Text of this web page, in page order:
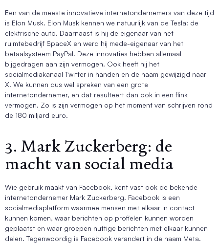
Een van de meeste innovatieve internetondernemers van deze tijd
is Elon Musk. Elon Musk kennen we natuurlijk van de Tesla: de
elektrische auto. Daarnaast is hij de eigenaar van het
ruimtebedrijf SpaceX en werd hij mede-eigenaar van het
betaalsysteem PayPal. Deze innovaties hebben allemaal
bijgedragen aan zijn vermogen. Ook heeft hij het
socialmediakanaal Twitter in handen en de naam gewijzigd naar
X. We kunnen dus wel spreken van een grote
internetondernemer, en dat resulteert dan ook in een flink
vermogen. Zo is zijn vermogen op het moment van schrijven rond
de 180 miljard euro.
3. Mark Zuckerberg: de
macht van social media
Wie gebruik maakt van Facebook, kent vast ook de bekende
internetondernemer Mark Zuckerberg. Facebook is een
socialmediaplatform waarmee mensen met elkaar in contact
kunnen komen, waar berichten op profielen kunnen worden
geplaatst en waar groepen nuttige berichten met elkaar kunnen
delen. Tegenwoordig is Facebook verandert in de naam Meta.